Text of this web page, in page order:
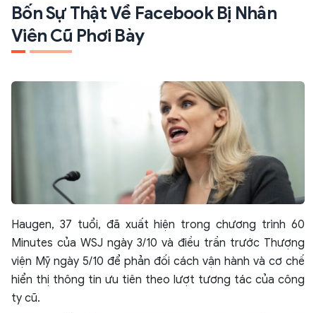
Bốn Sự Thật Về Facebook Bị Nhân
Viên Cũ Phơi Bày
Haugen, 37 tuổi, đã xuất hiện trong chương trình 60
Minutes của WSJ ngày 3/10 và điều trần trước Thượng
viện Mỹ ngày 5/10 để phản đối cách vận hành và cơ chế
hiển thị thông tin ưu tiên theo lượt tương tác của công
ty cũ.